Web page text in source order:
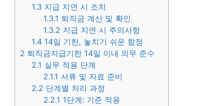
1.3 지급 지연 시 조치
1.3.1 퇴직금 계산 및 확인
1.3.2 지급 지연 시 주의사항
1.4 14일 기한, 놓치기 쉬운 함정
2 퇴직금지급기한 14일 이내 의무 준수
2.1 실무 적용 단계
2.1.1 서류 및 자료 준비
2.2 단계별 처리 과정
2.2.1 1단계: 기준 적용